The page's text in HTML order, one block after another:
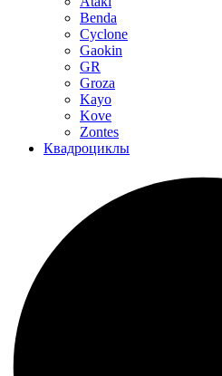
Benda
Cyclone
Gaokin
GR
Groza
Kayo
Kove
Zontes
Квадроциклы